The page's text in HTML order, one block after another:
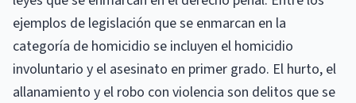
ejemplos de legislación que se enmarcan en la
categoría de homicidio se incluyen el homicidio
involuntario y el asesinato en primer grado. El hurto, el
allanamiento y el robo con violencia son delitos que se